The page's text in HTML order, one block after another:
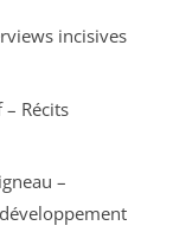
incisives
Récits
–